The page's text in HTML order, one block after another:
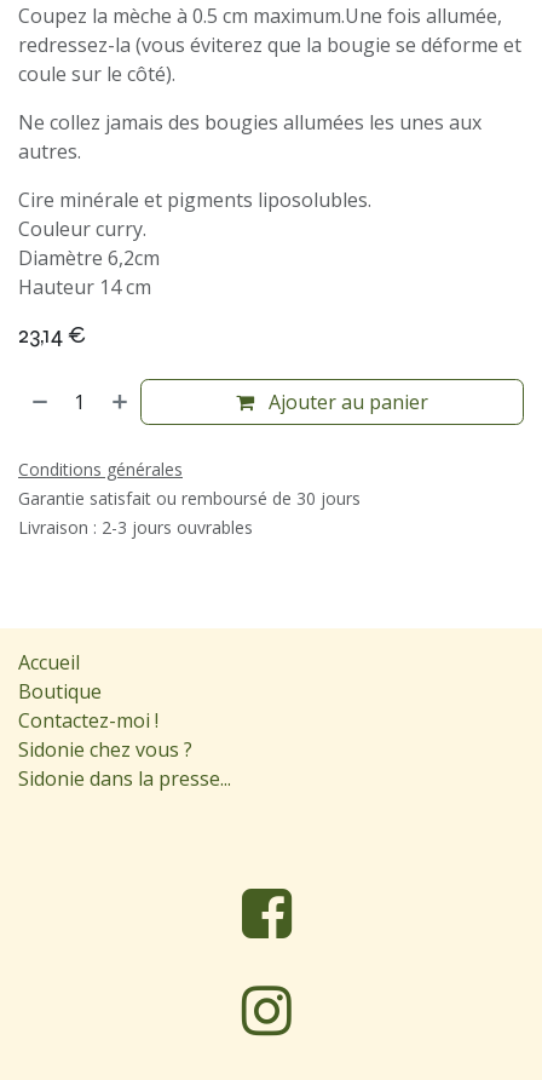
Coupez la mèche à 0.5 cm maximum.Une fois allumée,
redressez-la (vous éviterez que la bougie se déforme et
coule sur le côté).
Ne collez jamais des bougies allumées les unes aux
autres.
Cire minérale et pigments liposolubles.
Couleur curry.
Diamètre 6,2cm
Hauteur 14 cm
23,14€
Ajouter au panier
Conditions générales
Garantie satisfait ou remboursé de 30 jours
Livraison : 2-3 jours ouvrables
Accueil
Boutique
Contactez-moi !
Sidonie chez vous ?
Sidonie dans la presse...